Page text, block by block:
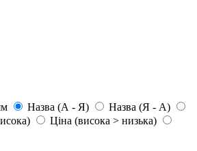
Назва (А - Я)
Назва (Я - А)
Ціна (висока > низька)